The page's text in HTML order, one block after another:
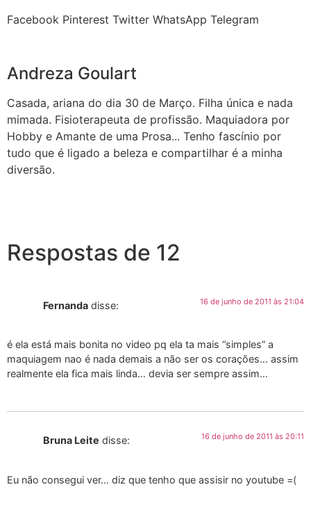
Facebook Pinterest Twitter WhatsApp Telegram
Andreza Goulart
Casada, ariana do dia 30 de Março. Filha única e nada
mimada. Fisioterapeuta de profissão. Maquiadora por
Hobby e Amante de uma Prosa... Tenho fascínio por
tudo que é ligado a beleza e compartilhar é a minha
diversão.
Respostas de 12
Fernanda disse: 16 de junho de 2011 às 21:04
é ela está mais bonita no video pq ela ta mais “simples” a
maquiagem nao é nada demais a não ser os corações… assim
realmente ela fica mais linda… devia ser sempre assim…
Bruna Leite disse: 16 de junho de 2011 às 20:11
Eu não consegui ver… diz que tenho que assisir no youtube =(